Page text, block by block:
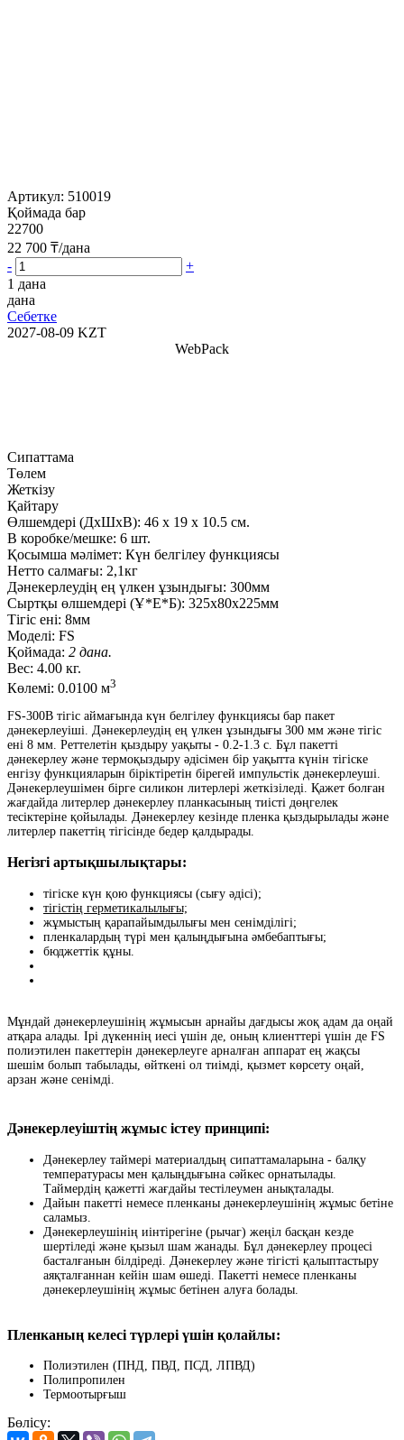
Артикул: 510019
Қоймада бар
22700
22 700 ₸/дана
-
+
1 дана
дана
Себетке
2027-08-09 KZT
WebPack
Сипаттама
Төлем
Жеткізу
Қайтару
Өлшемдері (ДxШxВ): 46 x 19 x 10.5 см.
В коробке/мешке: 6 шт.
Қосымша мәлімет: Күн белгілеу функциясы
Нетто салмағы: 2,1кг
Дәнекерлеудің ең үлкен ұзындығы: 300мм
Сыртқы өлшемдері (Ұ*Е*Б): 325x80x225мм
Тігіс ені: 8мм
Моделі: FS
Қоймада: 2 дана.
Вес: 4.00 кг.
Көлемі: 0.0100 м3
FS-300B тігіс аймағында күн белгілеу функциясы бар пакет
дәнекерлеуіші. Дәнекерлеудiң ең үлкен ұзындығы 300 мм және тігіс
енi 8 мм. Реттелетін қыздыру уақыты - 0.2-1.3 с. Бұл пакетті
дәнекерлеу және термоқыздыру әдісімен бір уақытта күнін тігіске
енгізу функцияларын біріктіретін бірегей импульстік дәнекерлеуші.
Дәнекерлеушімен бірге силикон литерлері жеткізіледі. Қажет болған
жағдайда литерлер дәнекерлеу планкасының тиісті дөңгелек
тесіктеріне қойылады. Дәнекерлеу кезінде пленка қыздырылады және
литерлер пакеттің тігісінде бедер қалдырады.
Негізгі артықшылықтары:
тігіске күн қою функциясы (сығу әдісі);
тігістің герметикалылығы;
жұмыстың қарапайымдылығы мен сенімділігі;
пленкалардың түрі мен қалыңдығына әмбебаптығы;
бюджеттік құны.
Мұндай дәнекерлеушінің жұмысын арнайы дағдысы жоқ адам да оңай
атқара алады. Ірі дүкеннің иесі үшін де, оның клиенттері үшін де FS
полиэтилен пакеттерін дәнекерлеуге арналған аппарат ең жақсы
шешім болып табылады, өйткені ол тиімді, қызмет көрсету оңай,
арзан және сенімді.
Дәнекерлеуіштің жұмыс істеу принципі:
Дәнекерлеу таймері материалдың сипаттамаларына - балқу
температурасы мен қалыңдығына сәйкес орнатылады.
Таймердің қажетті жағдайы тестілеумен анықталады.
Дайын пакетті немесе пленканы дәнекерлеушінің жұмыс бетіне
саламыз.
Дәнекерлеушінің иінтірегіне (рычаг) жеңіл басқан кезде
шертіледі және қызыл шам жанады. Бұл дәнекерлеу процесі
басталғанын білдіреді. Дәнекерлеу және тігісті қалыптастыру
аяқталғаннан кейін шам өшеді. Пакетті немесе пленканы
дәнекерлеушінің жұмыс бетінен алуға болады.
Пленканың келесі түрлері үшін қолайлы:
Полиэтилен (ПНД, ПВД, ПСД, ЛПВД)
Полипропилен
Термоотырғыш
Бөлісу: